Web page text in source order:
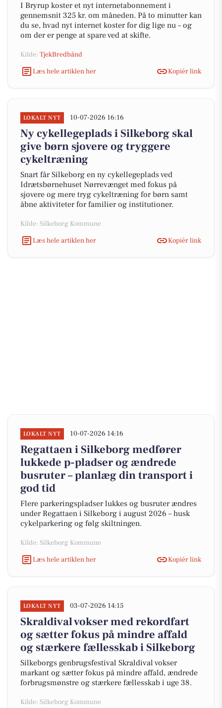
I Bryrup koster et nyt internetabonnement i
gennemsnit 325 kr. om måneden. På to minutter kan
du se, hvad nyt internet koster for dig lige nu – og
om der er penge at spare ved at skifte.
Kilde: TjekBredbånd
Læs hele artiklen her
Kopiér link
LOKALT NYT 10-07-2026 16:16
Ny cykellegeplads i Silkeborg skal
give børn sjovere og tryggere
cykeltræning
Snart får Silkeborg en ny cykellegeplads ved
Idrætsbørnehuset Nørrevænget med fokus på
sjovere og mere tryg cykeltræning for børn samt
åbne aktiviteter for familier og institutioner.
Kilde: Silkeborg Kommune
Læs hele artiklen her
Kopiér link
LOKALT NYT 10-07-2026 14:16
Regattaen i Silkeborg medfører
lukkede p-pladser og ændrede
busruter – planlæg din transport i
god tid
Flere parkeringspladser lukkes og busruter ændres
under Regattaen i Silkeborg i august 2026 – husk
cykelparkering og følg skiltningen.
Kilde: Silkeborg Kommune
Læs hele artiklen her
Kopiér link
LOKALT NYT 03-07-2026 14:15
Skraldival vokser med rekordfart
og sætter fokus på mindre affald
og stærkere fællesskab i Silkeborg
Silkeborgs genbrugsfestival Skraldival vokser
markant og sætter fokus på mindre affald, ændrede
forbrugsmønstre og stærkere fællesskab i uge 38.
Kilde: Silkeborg Kommune